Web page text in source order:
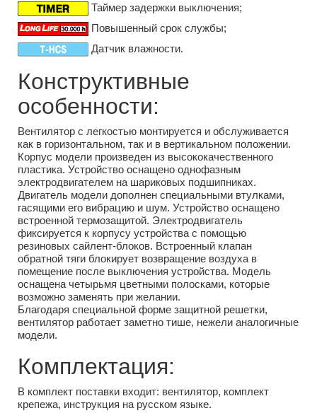
Таймер задержки выключения;
Повышенный срок службы;
Датчик влажности.
Конструктивные
особенности:
Вентилятор с легкостью монтируется и обслуживается
как в горизонтальном, так и в вертикальном положении.
Корпус модели произведен из высококачественного
пластика. Устройство оснащено однофазным
электродвигателем на шариковых подшипниках.
Двигатель модели дополнен специальными втулками,
гасящими его вибрацию и шум. Устройство оснащено
встроенной термозащитой. Электродвигатель
фиксируется к корпусу устройства с помощью
резиновых сайлент-блоков. Встроенный клапан
обратной тяги блокирует возвращение воздуха в
помещение после выключения устройства. Модель
оснащена четырьмя цветными полосками, которые
возможно заменять при желании.
Благодаря специальной форме защитной решетки,
вентилятор работает заметно тише, нежели аналогичные
модели.
Комплектация:
В комплект поставки входит: вентилятор, комплект
крепежа, инструкция на русском языке.